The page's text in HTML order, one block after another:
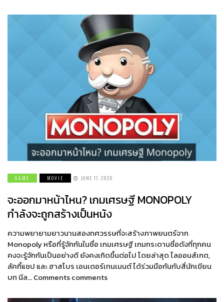
GAME MOVIE JUNE 17, 2026
จะออกมาหน้าไหน? เกมเศรษฐี MONOPOLY
กำลังจะถูกสร้างเป็นหนัง
ความพยายามยาวนานสองทศวรรษที่จะสร้างภาพยนตร์จาก
Monopoly หรือที่รู้จักกันในชื่อ เกมเศรษฐี เกมกระดานชื่อดังที่ทุกคน
คงจะรู้จักกันเป็นอย่างดี ยังคงเกิดขึ้นต่อไป โดยล่าสุด ไลออนส์เกต,
ลัคกี้แชป และ ฮาสโบร เอนเตอร์เทนเมนต์ ได้ร่วมมือกันกับสี่นักเขียน
บท นีล… Comments comments